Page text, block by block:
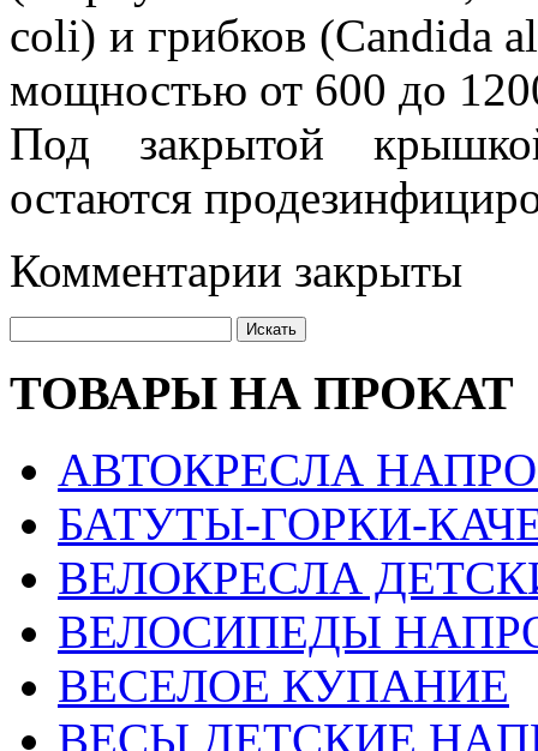
coli) и грибков (Candida
мощностью от 600 до
Под закрытой
остаются
Комментарии закрыты
ТОВАРЫ НА ПРОКАТ
АВТОКРЕСЛА
БАТУТЫ-ГОРКИ-
ВЕЛОКРЕСЛА
ВЕЛОСИПЕДЫ
ВЕСЕЛОЕ КУПАНИЕ
ВЕСЫ ДЕТСКИЕ